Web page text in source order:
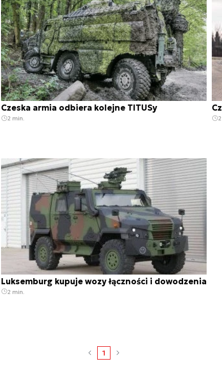
Czeska armia odbiera kolejne TITUSy
2 min.
Luksemburg kupuje wozy łączności i dowodzenia
2 min.
1